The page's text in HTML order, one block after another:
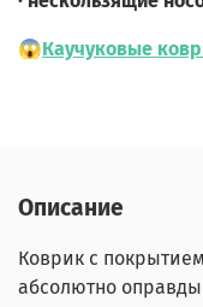
😱Каучуковые
Описание
Коврик с покрытием
абсолютно